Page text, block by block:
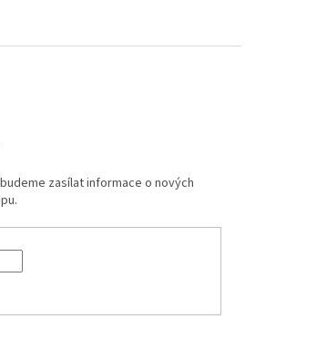
zasílat informace o nových